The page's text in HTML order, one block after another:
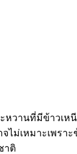
หวานที่มีข้าวเห
ม่เหมาะเพราะ
าติ